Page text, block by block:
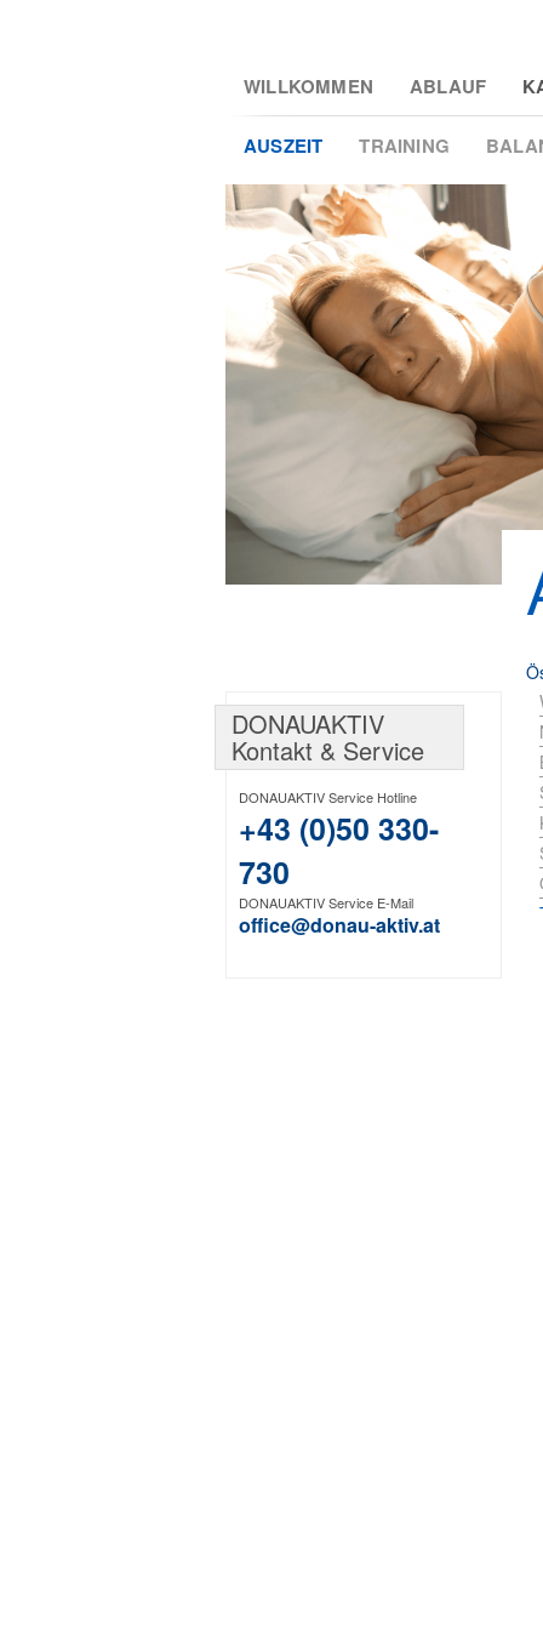
WILLKOMMEN ABLAUF
AUSZEIT TRAINING
2
DONAUAKTIV
Kontakt & Service
DONAUAKTIV Service Hotline
+43 (0)50 330-
730
DONAUAKTIV Service E-Mail
office@donau-aktiv.at